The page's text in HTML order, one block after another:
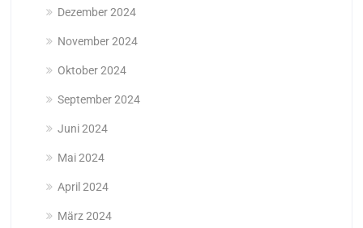
Dezember 2024
November 2024
Oktober 2024
September 2024
Juni 2024
Mai 2024
April 2024
März 2024